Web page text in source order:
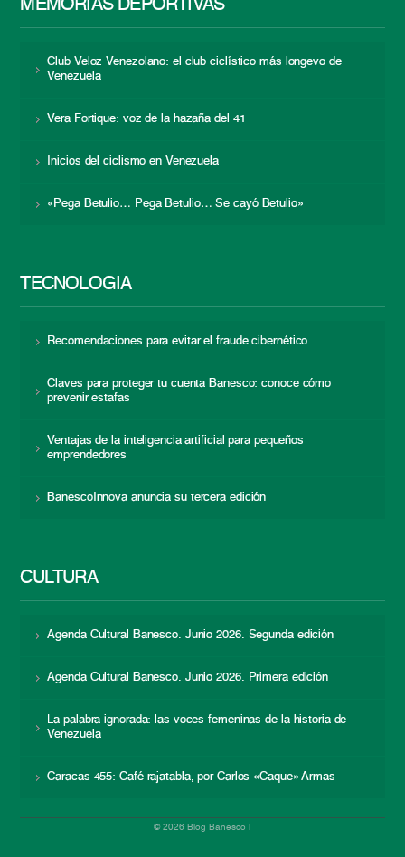
MEMORIAS DEPORTIVAS
Club Veloz Venezolano: el club ciclístico más longevo de
Venezuela
Vera Fortique: voz de la hazaña del 41
Inicios del ciclismo en Venezuela
«Pega Betulio… Pega Betulio… Se cayó Betulio»
TECNOLOGÍA
Recomendaciones para evitar el fraude cibernético
Claves para proteger tu cuenta Banesco: conoce cómo
prevenir estafas
Ventajas de la inteligencia artificial para pequeños
emprendedores
BanescoInnova anuncia su tercera edición
CULTURA
Agenda Cultural Banesco. Junio 2026. Segunda edición
Agenda Cultural Banesco. Junio 2026. Primera edición
La palabra ignorada: las voces femeninas de la historia de
Venezuela
Caracas 455: Café rajatabla, por Carlos «Caque» Armas
© 2026 Blog Banesco |